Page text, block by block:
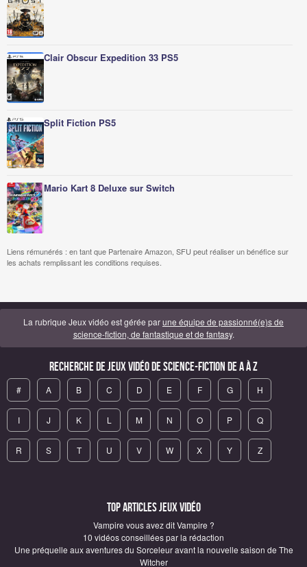
Clair Obscur Expedition 33 PS5
Split Fiction PS5
Mario Kart 8 Deluxe sur Switch
Liens rémunérés : en tant que Partenaire Amazon, SFU peut réaliser un bénéfice sur
les achats remplissant les conditions requises.
La rubrique Jeux vidéo est gérée parune équipe de passionné(e)s de
science-fiction, de fantastique et de fantasy.
Recherche de Jeux vidéo de science-fiction de A à Z
# A B C D E F G H
I J K L M N O P Q
R S T U V W X Y Z
Top articles Jeux vidéo
Vampire vous avez dit Vampire ?
10 vidéos conseillées par la rédaction
Une préquelle aux aventures du Sorceleur avant la nouvelle saison de The
Witcher